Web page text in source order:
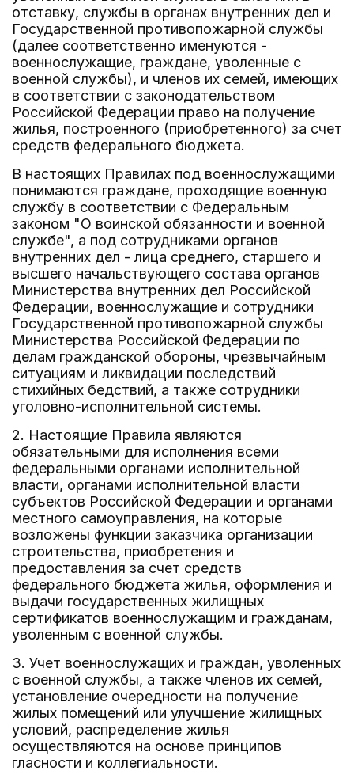
отставку, службы в органах внутренних дел и
Государственной противопожарной службы
(далее соответственно именуются -
военнослужащие, граждане, уволенные с
военной службы), и членов их семей, имеющих
в соответствии с законодательством
Российской Федерации право на получение
жилья, построенного (приобретенного) за счет
средств федерального бюджета.
В настоящих Правилах под военнослужащими
понимаются граждане, проходящие военную
службу в соответствии с Федеральным
законом "О воинской обязанности и военной
службе", а под сотрудниками органов
внутренних дел - лица среднего, старшего и
высшего начальствующего состава органов
Министерства внутренних дел Российской
Федерации, военнослужащие и сотрудники
Государственной противопожарной службы
Министерства Российской Федерации по
делам гражданской обороны, чрезвычайным
ситуациям и ликвидации последствий
стихийных бедствий, а также сотрудники
уголовно-исполнительной системы.
2. Настоящие Правила являются
обязательными для исполнения всеми
федеральными органами исполнительной
власти, органами исполнительной власти
субъектов Российской Федерации и органами
местного самоуправления, на которые
возложены функции заказчика организации
строительства, приобретения и
предоставления за счет средств
федерального бюджета жилья, оформления и
выдачи государственных жилищных
сертификатов военнослужащим и гражданам,
уволенным с военной службы.
3. Учет военнослужащих и граждан, уволенных
с военной службы, а также членов их семей,
установление очередности на получение
жилых помещений или улучшение жилищных
условий, распределение жилья
осуществляются на основе принципов
гласности и коллегиальности.